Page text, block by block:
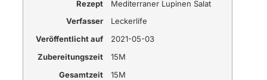
Rezept
Mediterraner Lupinen Salat
Verfasser
Leckerlife
Veröffentlicht auf
2021-05-03
Zubereitungszeit
15M
Gesamtzeit
15M